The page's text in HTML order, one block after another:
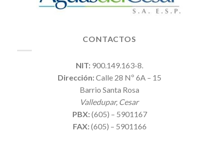
CONTACTOS
NIT: 900.149.163-8.
Dirección:Calle 28 Nº 6A – 15
Barrio Santa Rosa
Valledupar, Cesar
PBX:(605) – 5901167
FAX:(605) – 5901166